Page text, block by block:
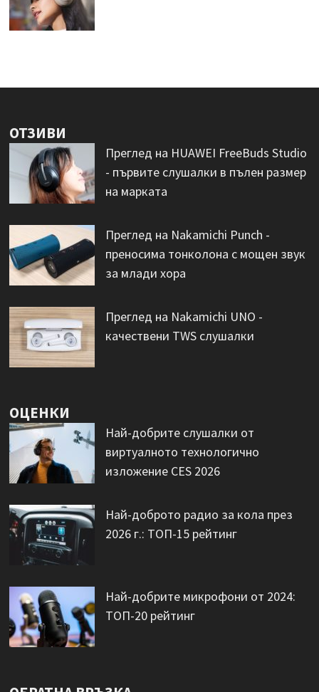
ОТЗИВИ
Преглед на HUAWEI FreeBuds Studio
- първите слушалки в пълен размер
на марката
Преглед на Nakamichi Punch -
преносима тонколона с мощен звук
за млади хора
Преглед на Nakamichi UNO -
качествени TWS слушалки
ОЦЕНКИ
Най-добрите слушалки от
виртуалното технологично
изложение CES 2026
Най-доброто радио за кола през
2026 г.: ТОП-15 рейтинг
Най-добрите микрофони от 2024:
ТОП-20 рейтинг